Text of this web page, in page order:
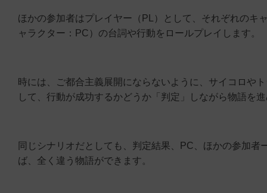
ほかの参加者はプレイヤー（PL）として、それぞれのキ
ャラクター：PC）の台詞や行動をロールプレイします。
時には、ご都合主義展開にならないように、サイコロや
して、行動が成功するかどうか「判定」しながら物語を
同じシナリオだとしても、判定結果、PC、ほかの参加者
ば、全く違う物語ができます。